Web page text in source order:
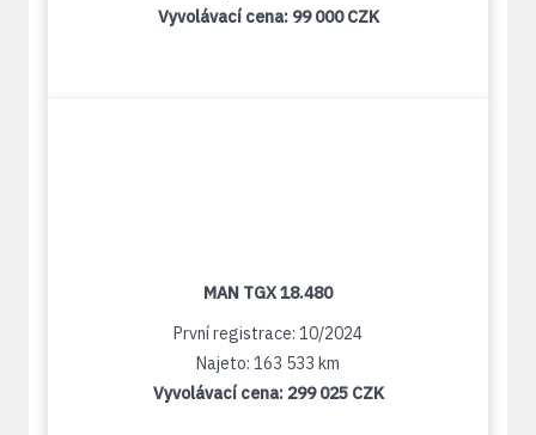
Vyvolávací cena: 99 000 CZK
MAN TGX 18.480
První registrace: 10/2024
Najeto: 163 533 km
Vyvolávací cena: 299 025 CZK